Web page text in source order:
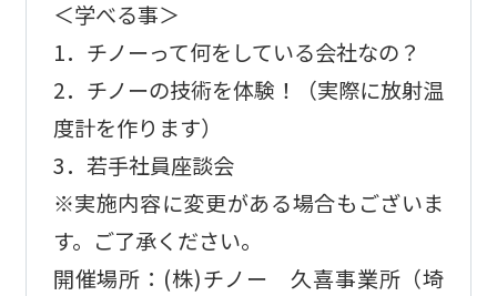
＜学べる事＞
1．チノーって何をしている会社なの？
2．チノーの技術を体験！（実際に放射温
度計を作ります）
3．若手社員座談会
※実施内容に変更がある場合もございま
す。ご了承ください。
開催場所：(株)チノー 久喜事業所（埼